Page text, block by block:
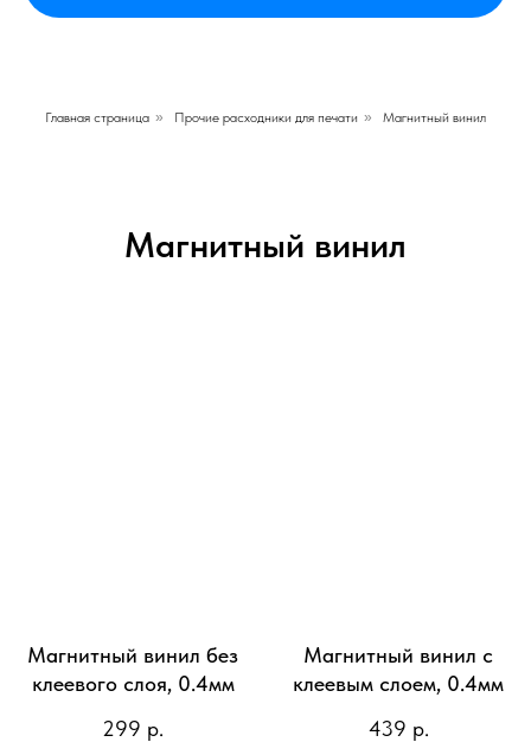
Главная страница » Прочие расходники для печати » Магнитный винил
Магнитный винил
Магнитный винил без
клеевого слоя, 0.4мм
299 р.
Магнитный винил с
клеевым слоем, 0.4мм
439 р.